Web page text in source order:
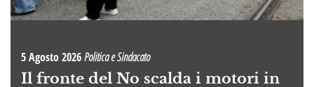
5 Agosto 2026Politica e Sindacato
Il fronte del No scalda i motori in